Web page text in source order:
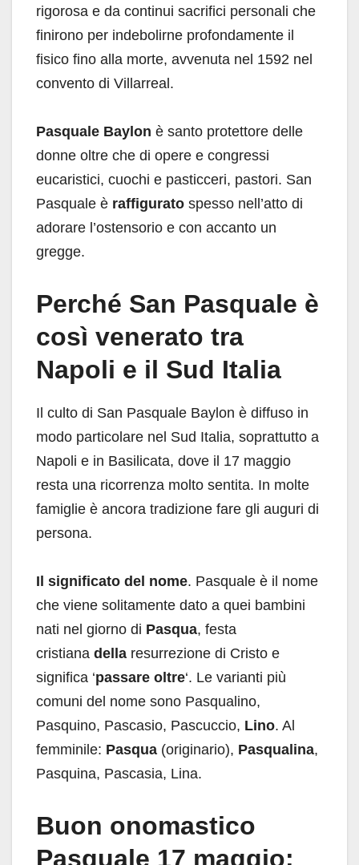
rigorosa e da continui sacrifici personali che
finirono per indebolirne profondamente il
fisico fino alla morte, avvenuta nel 1592 nel
convento di Villarreal.
Pasquale Baylon è santo protettore delle
donne oltre che di opere e congressi
eucaristici, cuochi e pasticceri, pastori. San
Pasquale è raffigurato spesso nell’atto di
adorare l’ostensorio e con accanto un
gregge.
Perché San Pasquale è
così venerato tra
Napoli e il Sud Italia
Il culto di San Pasquale Baylon è diffuso in
modo particolare nel Sud Italia, soprattutto a
Napoli e in Basilicata, dove il 17 maggio
resta una ricorrenza molto sentita. In molte
famiglie è ancora tradizione fare gli auguri di
persona.
Il significato del nome. Pasquale è il nome
che viene solitamente dato a quei bambini
nati nel giorno di Pasqua, festa
cristiana della resurrezione di Cristo e
significa ‘passare oltre‘. Le varianti più
comuni del nome sono Pasqualino,
Pasquino, Pascasio, Pascuccio, Lino. Al
femminile: Pasqua (originario), Pasqualina,
Pasquina, Pascasia, Lina.
Buon onomastico
Pasquale 17 maggio: